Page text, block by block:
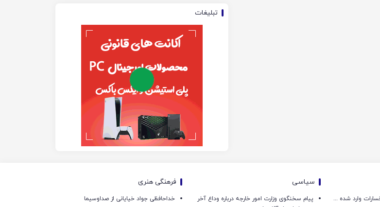
تبلیغات
تصاویری از خسارات وارد شده به تاسیسات نظامی آمریکا در فرودگاه اربیل
سیاسی
پیام سخنگوی وزارت امور خارجه درباره وداع آخر
فرهنگی هنری
خداحافظی جواد خیایانی از صداوسیما